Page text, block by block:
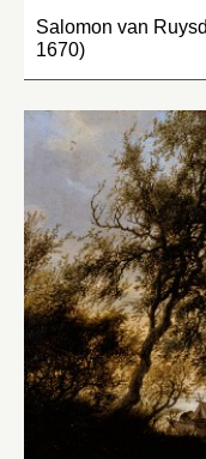
Salomon van
1670)